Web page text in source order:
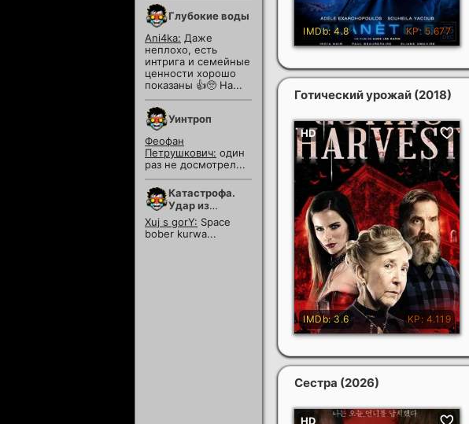
Готический урожай (2018)
Сестра (2026)
Глубокие воды
Ani4ka: Даже
неплохо, есть
интрига и семейные
ценности хорошо
показаны 👍🥺 На...
Уинтроп
Феофан
Петрушкович: один
раз не досмотрел...
Катастрофа.
Удар из
космоса
Xuj s gorY: Space
bober kurwa...